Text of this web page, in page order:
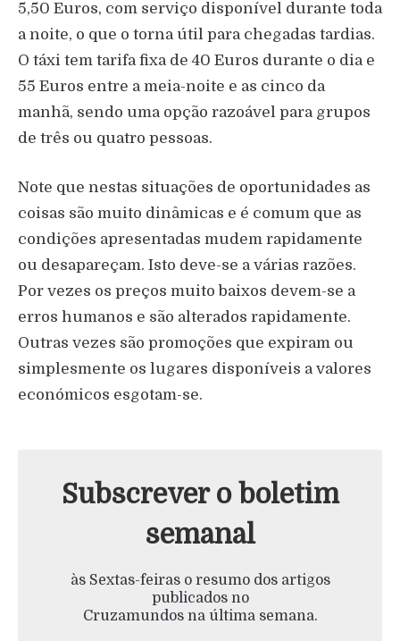
5,50 Euros, com serviço disponível durante toda
a noite, o que o torna útil para chegadas tardias.
O táxi tem tarifa fixa de 40 Euros durante o dia e
55 Euros entre a meia-noite e as cinco da
manhã, sendo uma opção razoável para grupos
de três ou quatro pessoas.
Note que nestas situações de oportunidades as
coisas são muito dinâmicas e é comum que as
condições apresentadas mudem rapidamente
ou desapareçam. Isto deve-se a várias razões.
Por vezes os preços muito baixos devem-se a
erros humanos e são alterados rapidamente.
Outras vezes são promoções que expiram ou
simplesmente os lugares disponíveis a valores
económicos esgotam-se.
Subscrever o boletim
semanal
às Sextas-feiras o resumo dos artigos
publicados no
Cruzamundos na última semana.